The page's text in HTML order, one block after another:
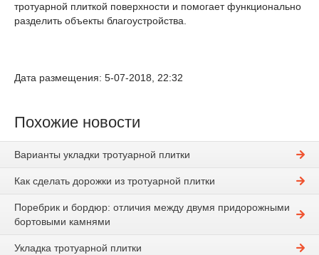
тротуарной плиткой поверхности и помогает функционально
разделить объекты благоустройства.
Дата размещения: 5-07-2018, 22:32
Похожие новости
Варианты укладки тротуарной плитки
Как сделать дорожки из тротуарной плитки
Поребрик и бордюр: отличия между двумя придорожными
бортовыми камнями
Укладка тротуарной плитки